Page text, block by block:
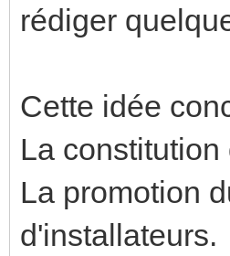
rédiger
Cette idée
La
La promotion
d'installateurs.